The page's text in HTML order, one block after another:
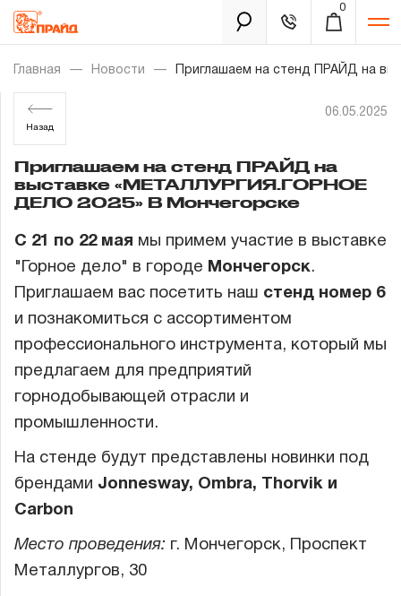
0
Каталог
Золотая лихорадка
Новинки
Распродажа
Уцененный товар
О нас
Новости
Бренды
Гарантия и сервис
Доставка и оплата
Партнерам
Контакты
Забыли пароль?
Главная Новости Приглашаем на стенд ПРАЙД на
Назад
06.05.2025
Приглашаем на стенд ПРАЙД на
выставке «МЕТАЛЛУРГИЯ.ГОРНОЕ
ДЕЛО 2025» В Мончегорске
С 21 по 22 мая мы примем участие в выставке
"Горное дело" в городе Мончегорск.
Приглашаем вас посетить наш стенд номер 6
и познакомиться с ассортиментом
профессионального инструмента, который мы
предлагаем для предприятий
горнодобывающей отрасли и
промышленности.
На стенде будут представлены новинки под
брендами Jonnesway, Ombra, Thorvik и
Carbon
Место проведения: г. Мончегорск, Проспект
Металлургов, 30